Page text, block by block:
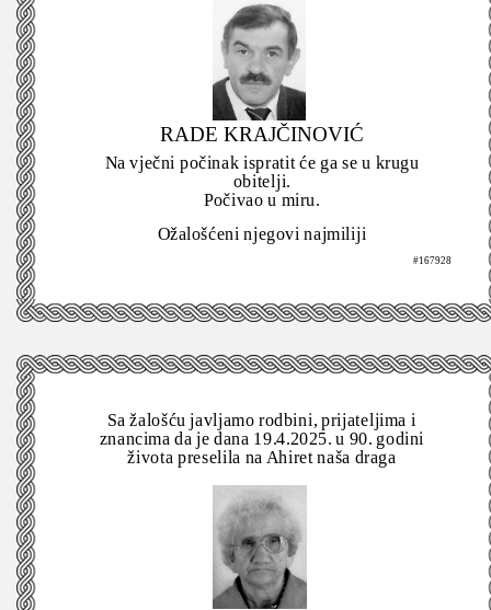
RADE KRAJČINOVIĆ
Na vječni počinak ispratit će ga se u krugu
obitelji.
Počivao u miru.
Ožalošćeni njegovi najmiliji
#167928
Sa žalošću javljamo rodbini, prijateljima i
znancima da je dana 19.4.2025. u 90. godini
života preselila na Ahiret naša draga